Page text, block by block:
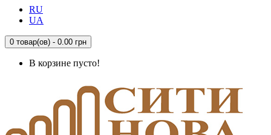
RU
UA
0 товар(ов) - 0.00 грн
В корзине пусто!